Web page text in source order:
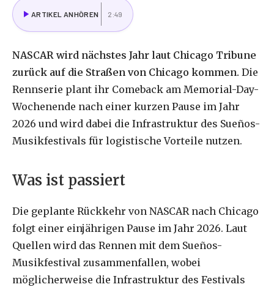
ARTIKEL ANHÖREN 2:49
NASCAR wird nächstes Jahr laut Chicago Tribune
zurück auf die Straßen von Chicago kommen. Die
Rennserie plant ihr Comeback am Memorial-Day-
Wochenende nach einer kurzen Pause im Jahr
2026 und wird dabei die Infrastruktur des Sueños-
Musikfestivals für logistische Vorteile nutzen.
Was ist passiert
Die geplante Rückkehr von NASCAR nach Chicago
folgt einer einjährigen Pause im Jahr 2026. Laut
Quellen wird das Rennen mit dem Sueños-
Musikfestival zusammenfallen, wobei
möglicherweise die Infrastruktur des Festivals